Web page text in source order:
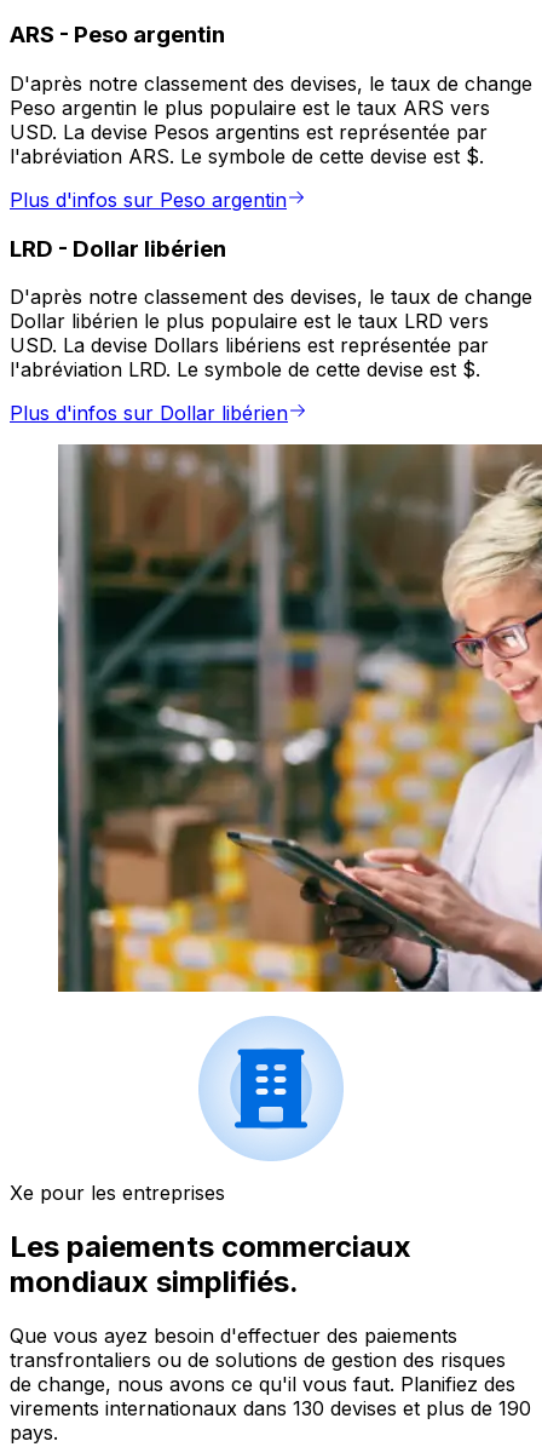
ARS - Peso argentin
D'après notre classement des devises, le taux de change
Peso argentin le plus populaire est le taux ARS vers
USD. La devise Pesos argentins est représentée par
l'abréviation ARS. Le symbole de cette devise est $.
Plus d'infos sur Peso argentin
LRD - Dollar libérien
D'après notre classement des devises, le taux de change
Dollar libérien le plus populaire est le taux LRD vers
USD. La devise Dollars libériens est représentée par
l'abréviation LRD. Le symbole de cette devise est $.
Plus d'infos sur Dollar libérien
Xe pour les entreprises
Les paiements commerciaux
mondiaux simplifiés.
Que vous ayez besoin d'effectuer des paiements
transfrontaliers ou de solutions de gestion des risques
de change, nous avons ce qu'il vous faut. Planifiez des
virements internationaux dans 130 devises et plus de 190
pays.